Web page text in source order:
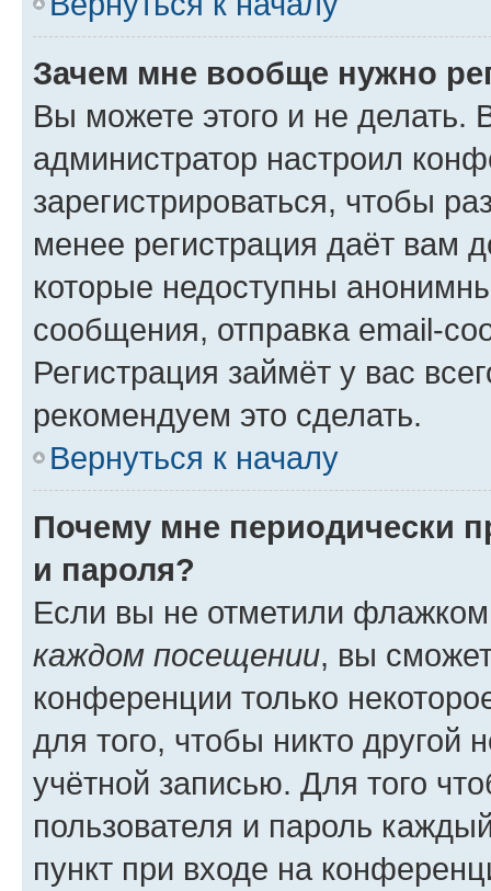
Зачем мне вообще нужно
Вы можете этого и не делать.
администратор настроил
зарегистрироваться, чтобы
менее регистрация даёт вам
которые недоступны
сообщения, отправка email-
Регистрация займёт у вас
рекомендуем это сделать.
Вернуться к началу
Почему мне периодически
и пароля?
Если вы не отметили
каждом посещении, вы
конференции только
для того, чтобы никто другой
учётной записью. Для того
пользователя и пароль
пункт при входе на